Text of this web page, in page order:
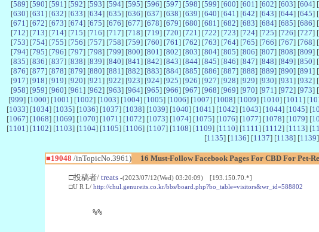
[589] [590] [591 ] [592] [593] [594] [595] [596] [597] [598] [599] [600] [601 ] [602] [603] [604] [
[630] [631 ] [632] [633] [634] [635] [636] [637] [638] [639] [640] [641 ] [642] [643] [644] [645] [
[671 ] [672] [673] [674] [675] [676] [677] [678] [679] [680] [681 ] [682] [683] [684] [685] [686] [
[712] [713] [714] [715] [716] [717] [718] [719] [720] [721 ] [722] [723] [724] [725] [726] [727] [
[753] [754] [755] [756] [757] [758] [759] [760] [761 ] [762] [763] [764] [765] [766] [767] [768] [
[794] [795] [796] [797] [798] [799] [800] [801 ] [802] [803] [804] [805] [806] [807] [808] [809] [
[835] [836] [837] [838] [839] [840] [841 ] [842] [843] [844] [845] [846] [847] [848] [849] [850] [
[876] [877] [878] [879] [880] [881 ] [882] [883] [884] [885] [886] [887] [888] [889] [890] [891 ] [
[917] [918] [919] [920] [921 ] [922] [923] [924] [925] [926] [927] [928] [929] [930] [931 ] [932] [
[958] [959] [960] [961 ] [962] [963] [964] [965] [966] [967] [968] [969] [970] [971 ] [972] [973] [
[999] [1000] [1001 ] [1002] [1003] [1004] [1005] [1006] [1007] [1008] [1009] [1010] [1011 ] [
[1033] [1034] [1035] [1036] [1037] [1038] [1039] [1040] [1041 ] [1042] [1043] [1044] [1045] [
[1067] [1068] [1069] [1070] [1071 ] [1072] [1073] [1074] [1075] [1076] [1077] [1078] [1079] [
[1101 ] [1102] [1103] [1104] [1105] [1106] [1107] [1108] [1109] [1110] [1111 ] [1112] [1113] [
[1135] [1136] [1137] [1138] [1139
■19048 /inTopicNo.3961) 16 Must-Follow Facebook Pages For CBD For Pet-
□投稿者/ treats -(2023/07/12(Wed) 03:20:09) [193.150.70.*]
□U R L/ http://chul.genureits.co.kr/bbs/board.php?bo_table=visitors&wr_id=588802
%%